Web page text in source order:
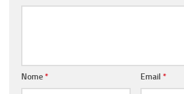
Nome* Email *